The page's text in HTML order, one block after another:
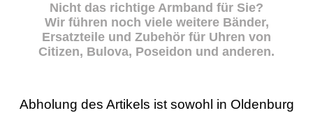
Nicht das richtige Armband für Sie?
Wir führen noch viele weitere Bänder,
Ersatzteile und Zubehör für Uhren von
Citizen, Bulova, Poseidon und anderen.
Abholung des Artikels ist sowohl in Oldenburg